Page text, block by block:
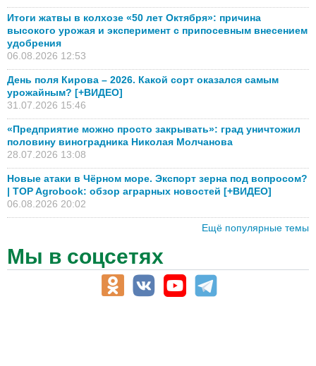
Итоги жатвы в колхозе «50 лет Октября»: причина
высокого урожая и эксперимент с припосевным внесением
удобрения
06.08.2026 12:53
День поля Кирова – 2026. Какой сорт оказался самым
урожайным? [+ВИДЕО]
31.07.2026 15:46
«Предприятие можно просто закрывать»: град уничтожил
половину виноградника Николая Молчанова
28.07.2026 13:08
Новые атаки в Чёрном море. Экспорт зерна под вопросом?
| TOP Agrobook: обзор аграрных новостей [+ВИДЕО]
06.08.2026 20:02
Ещё популярные темы
Мы в соцсетях